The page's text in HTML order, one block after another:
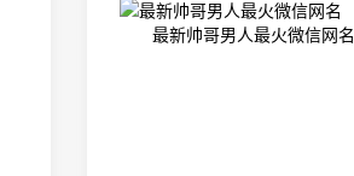
最新帅哥男人最火微信网名